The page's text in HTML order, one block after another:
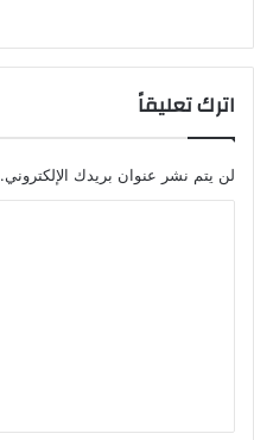
اترك تعليقاً
لن يتم نشر عنوان بريدك الإلكتروني.